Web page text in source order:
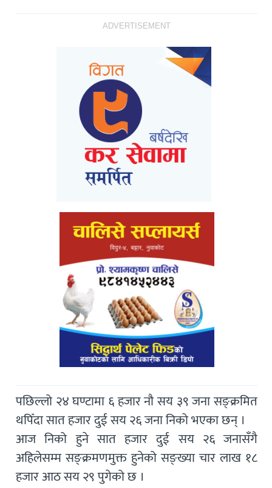
ADVERTISEMENT
पछिल्लो २४ घण्टामा ६ हजार नौ सय ३९ जना सङ्क्रमित
थपिँदा सात हजार दुई सय २६ जना निको भएका छन् ।
आज निको हुने सात हजार दुई सय २६ जनासँगै
अहिलेसम्म सङ्क्रमणमुक्त हुनेको सङ्ख्या चार लाख १८
हजार आठ सय २९ पुगेको छ ।